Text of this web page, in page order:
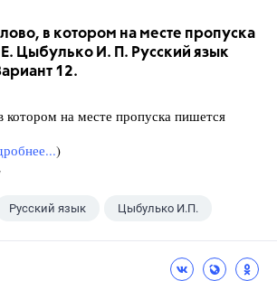
в котором на месте пропуска
Цыбулько И. П. Русский язык
12.
на месте пропуска пишется
)
Русский язык Цыбулько И.П.